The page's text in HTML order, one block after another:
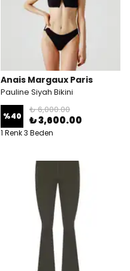
Anais Margaux Paris
Pauline Siyah Bikini
%40
₺ 6,000.00
₺ 3,600.00
1 Renk 3 Beden